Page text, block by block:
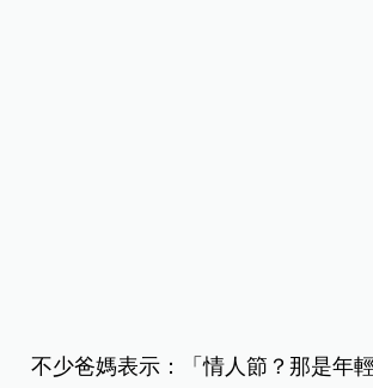
不少爸媽表示：「情人節？那是年